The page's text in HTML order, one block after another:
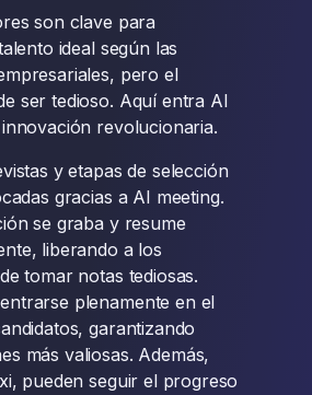
son clave para
ideal según las
pero el
ser tedioso. Aquí entra AI
revolucionaria.
y etapas de selección
gracias a AI meeting.
se graba y resume
liberando a los
tomar notas tediosas.
plenamente en el
garantizando
más valiosas. Además,
pueden seguir el progreso